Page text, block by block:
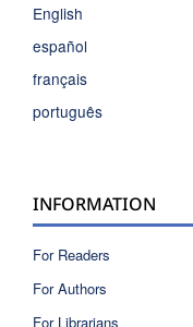
English
español
français
português
INFORMATION
For Readers
For Authors
For Librarians